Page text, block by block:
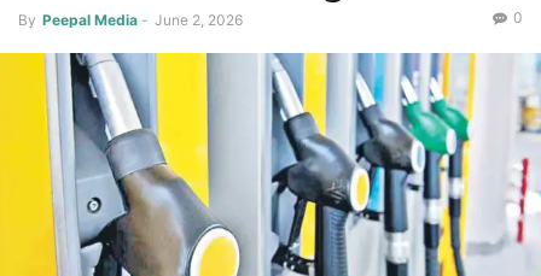
By Peepal Media - June 2, 2026 0